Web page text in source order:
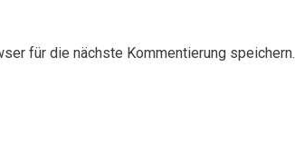
für die nächste Kommentierung speichern.